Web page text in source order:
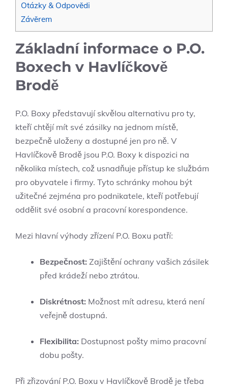
Otázky & Odpovědi
Závěrem
Základní informace o P.O.
Boxech v Havlíčkově
Brodě
P.O. Boxy představují skvělou alternativu pro ty,
kteří chtějí mít své zásilky na jednom místě,
bezpečně uloženy a dostupné jen pro ně. V
Havlíčkově Brodě jsou P.O. Boxy k dispozici na
několika místech, což usnadňuje přístup ke službám
pro obyvatele i firmy. Tyto schránky mohou být
užitečné zejména pro podnikatele, kteří potřebují
oddělit své osobní a pracovní korespondence.
Mezi hlavní výhody zřízení P.O. Boxu patří:
Bezpečnost: Zajištění ochrany vašich zásilek
před krádeží nebo ztrátou.
Diskrétnost: Možnost mít adresu, která není
veřejně dostupná.
Flexibilita: Dostupnost pošty mimo pracovní
dobu pošty.
Při zřizování P.O. Boxu v Havlíčkově Brodě je třeba